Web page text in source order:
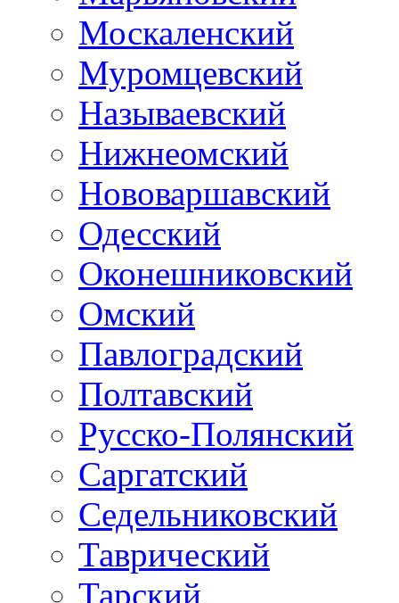
Москаленский
Муромцевский
Называевский
Нижнеомский
Нововаршавский
Одесский
Оконешниковский
Омский
Павлоградский
Полтавский
Русско-Полянский
Саргатский
Седельниковский
Таврический
Тарский